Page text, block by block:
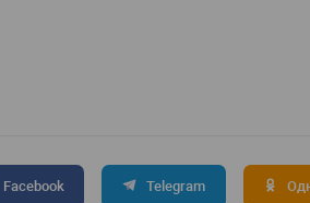
Facebook Telegram